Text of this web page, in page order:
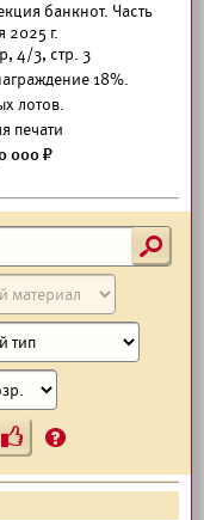
банкнот. Часть
2025 г.
4/3, стр. 3
18%.
лотов.
печати
000 ₽
s
?